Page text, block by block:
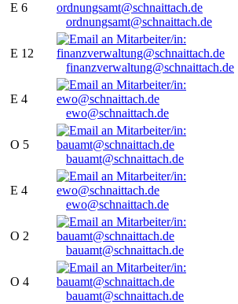
E 6
ordnungsamt@schnaittach.de
E 12
finanzverwaltung@schnaittach.de
E 4
ewo@schnaittach.de
O 5
bauamt@schnaittach.de
E 4
ewo@schnaittach.de
O 2
bauamt@schnaittach.de
O 4
bauamt@schnaittach.de